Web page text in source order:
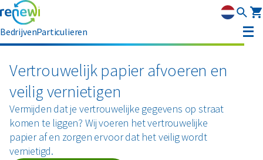
BedrijvenParticulieren
Afvalbeheer
Afvalbeheer
Afvalinzameling
Rolcontainers
Afzetcontainers
Soorten afval
Asbest
Circulaire materialen
Vertrouwelijk papier afvoeren en
veilig vernietigen
Vermijden dat je vertrouwelijke gegevens op straat
komen te liggen? Wij voeren het vertrouwelijke
papier af en zorgen ervoor dat het veilig wordt
vernietigd.